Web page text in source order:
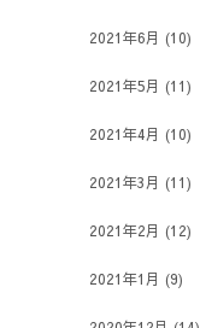
2021年6月 (10)
2021年5月 (11)
2021年4月 (10)
2021年3月 (11)
2021年2月 (12)
2021年1月 (9)